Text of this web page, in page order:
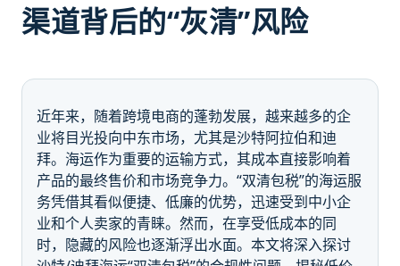
渠道背后的“灰清”风险
近年来，随着跨境电商的蓬勃发展，越来越多的企
业将目光投向中东市场，尤其是沙特阿拉伯和迪
拜。海运作为重要的运输方式，其成本直接影响着
产品的最终售价和市场竞争力。“双清包税”的海运服
务凭借其看似便捷、低廉的优势，迅速受到中小企
业和个人卖家的青睐。然而，在享受低成本的同
时，隐藏的风险也逐渐浮出水面。本文将深入探讨